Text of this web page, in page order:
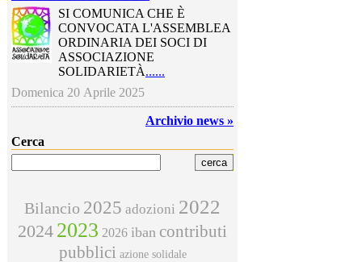
SI COMUNICA CHE È
CONVOCATA L'ASSEMBLEA
ORDINARIA DEI SOCI DI
ASSOCIAZIONE
SOLIDARIETÀ......
Domenica 20 Aprile 2025
Archivio news »
Cerca
Bilancio 2025 adozioni 2022
2024 2023 2026 iban contributi
pubblici azione solidale